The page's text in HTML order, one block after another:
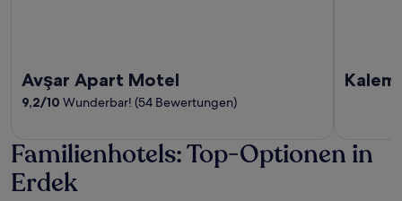
Avşar Apart Motel
9,2/10 Wunderbar! (54 Bewertungen)
Familienhotels: Top-Optionen in
Erdek